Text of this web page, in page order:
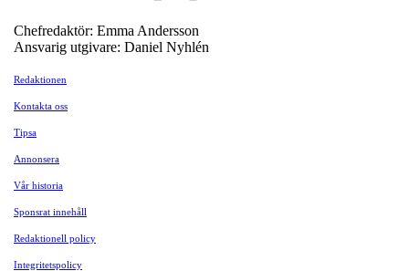
Chefredaktör: Emma Andersson
Ansvarig utgivare: Daniel Nyhlén
Redaktionen
Kontakta oss
Tipsa
Annonsera
Vår historia
Sponsrat innehåll
Redaktionell policy
Integritetspolicy